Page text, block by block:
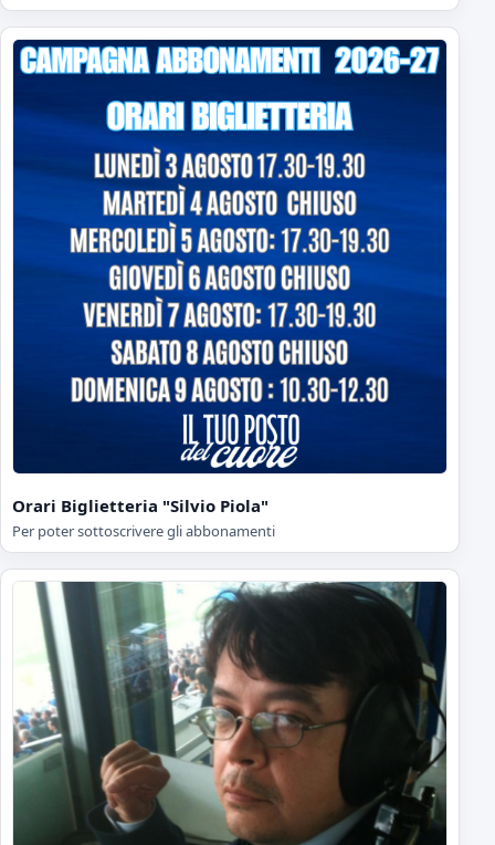
Orari Biglietteria "Silvio Piola"
Per poter sottoscrivere gli abbonamenti